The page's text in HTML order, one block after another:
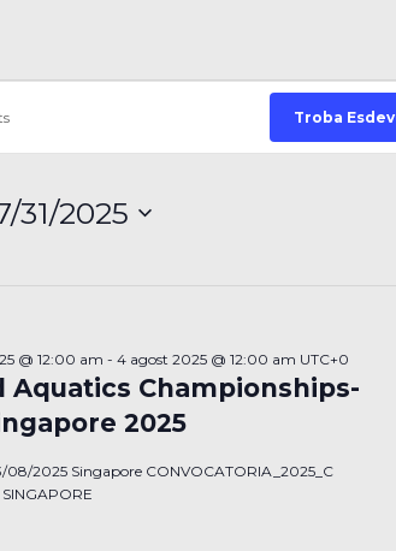
Troba
31/2025
Aquatics Championships-
2025
@ 12:00 am - 4 agost 2025 @ 12:00 am UTC+0
08/2025 Singapore CONVOCATORIA_2025_C